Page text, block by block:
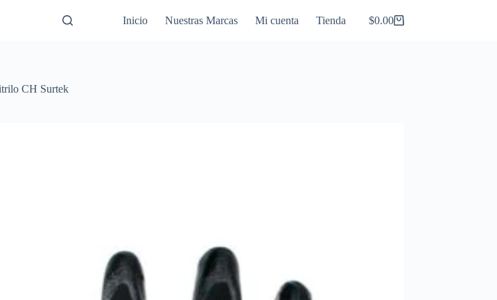
Inicio Nuestras Marcas Mi cuenta Tienda
Carro
$0.00
CH Surtek